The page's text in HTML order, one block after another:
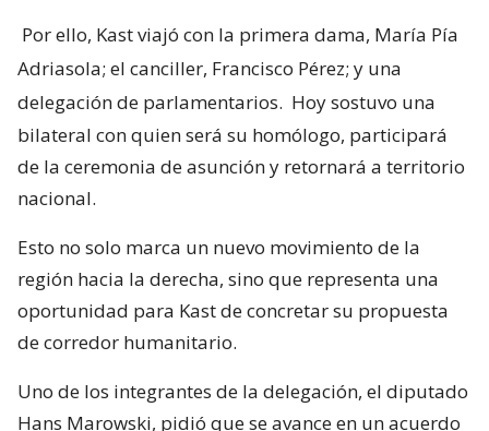
Por ello, Kast viajó con la primera dama, María Pía
Adriasola; el canciller, Francisco Pérez; y una
delegación de parlamentarios. Hoy sostuvo una
bilateral con quien será su homólogo, participará
de la ceremonia de asunción y retornará a territorio
nacional.
Esto no solo marca un nuevo movimiento de la
región hacia la derecha, sino que representa una
oportunidad para Kast de concretar su propuesta
de corredor humanitario.
Uno de los integrantes de la delegación, el diputado
Hans Marowski, pidió que se avance en un acuerdo